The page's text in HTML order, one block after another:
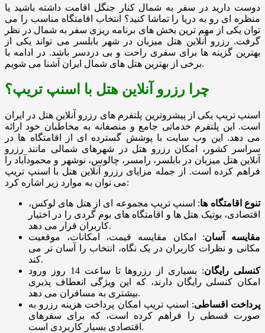
دوست دارید در سفر به شمال کنار جنگل اقامت داشته باشید یا
منظره ای رو به دریا را تماشا کنید؟ انتخاب اقامتگاه مناسب را می
توان یکی از مهم ترین بخش های برنامه ریزی سفر به شمال در نظر
گرفت. رزرو آنلاین هتل میزبان در شهر بابلسر می تواند یکی از
بهترین گزینه ها برای سفری راحت و بی دردسر باشد. در ادامه با
برخی از بهترین هتل های شمال ایران آشنا می شویم.
چرا رزرو آنلاین هتل با اسنپ تریپ؟
اسنپ تریپ یکی از پیشروترین پلتفرم های رزرو آنلاین هتل در ایران
است. این پلتفرم خدماتی جامع و منصفانه به مخاطبان خود ارائه
می دهد. این وب سایت با پوشش گسترده ای از اقامتگاه ها در
سراسر کشور، امکان رزرو هتل در شهرهای شمالی مانند رزرو
آنلاین هتل میزبان در بابلسر، رامسر، چالوس، نوشهر و محمودآباد را
فراهم کرده است. از جمله مزایای رزرو آنلاین هتل با اسنپ تریپ
می توان به موارد زیر اشاره کرد:
تنوع اقامتگاه ها: اسنپ تریپ مجموعه ای از هتل های لوکس،
اقتصادی، بوتیک هتل ها و اقامتگاه های بوم گردی را در اختیار
کاربران قرار می دهد.
مقایسه آسان: امکان مقایسه قیمت، امکانات، موقعیت
مکانی و نظرات کاربران در یک نگاه، انتخاب را آسان تر می
کند.
کنسلی رایگان
: بسیاری از رزروها تا ساعت 14 روز ورود
امکان کنسلی رایگان دارند، که این ویژگی انعطاف پذیری
بیشتری به مسافران می دهد.
پرداخت اقساطی: اسنپ تریپ امکان پرداخت هزینه رزرو به
صورت قسطی را فراهم کرده است، که برای سفرهای
اقتصادی بسیار کاربردی است.